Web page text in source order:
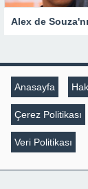
Anasayfa
Çerez Politikası
Veri Politikası